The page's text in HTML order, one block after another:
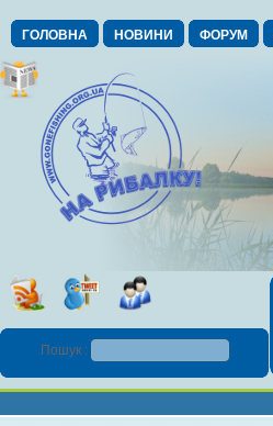
ГОЛОВНА НОВИНИ ФОРУМ
Пошук :